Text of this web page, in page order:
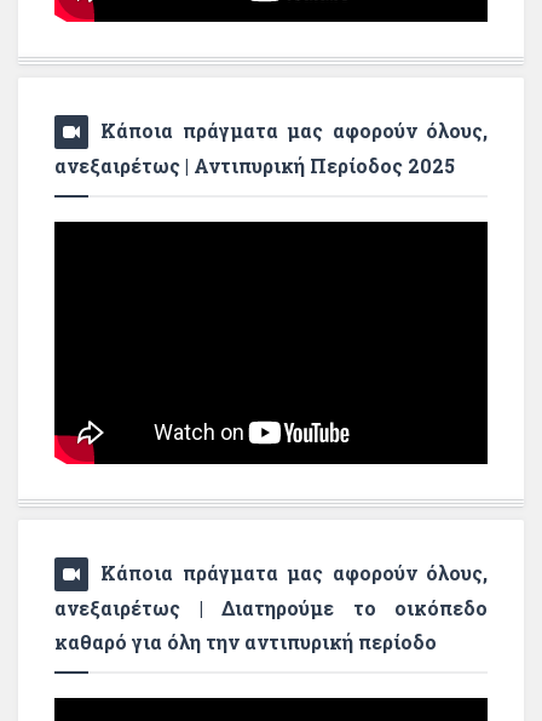
Κάποια πράγματα μας αφορούν όλους,
ανεξαιρέτως | Αντιπυρική Περίοδος 2025
Κάποια πράγματα μας αφορούν όλους,
ανεξαιρέτως | Διατηρούμε το οικόπεδο
καθαρό για όλη την αντιπυρική περίοδο